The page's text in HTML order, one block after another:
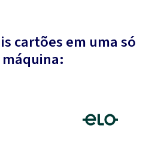
cartões em uma só
máquina: